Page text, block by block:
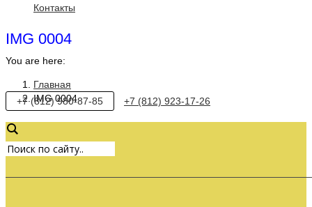
Контакты
IMG 0004
You are here:
Главная
IMG 0004
+7 (812) 980-87-85 +7 (812) 923-17-26